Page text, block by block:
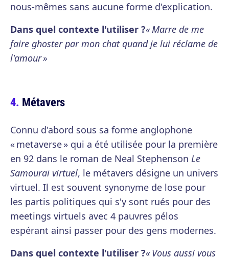
nous-mêmes sans aucune forme d'explication.
Dans quel contexte l'utiliser ?« Marre de me
faire ghoster par mon chat quand je lui réclame de
l'amour »
Métavers
Connu d'abord sous sa forme anglophone
« metaverse » qui a été utilisée pour la première
en 92 dans le roman de Neal Stephenson Le
Samouraï virtuel, le métavers désigne un univers
virtuel. Il est souvent synonyme de lose pour
les partis politiques qui s'y sont rués pour des
meetings virtuels avec 4 pauvres pélos
espérant ainsi passer pour des gens modernes.
Dans quel contexte l'utiliser ?« Vous aussi vous